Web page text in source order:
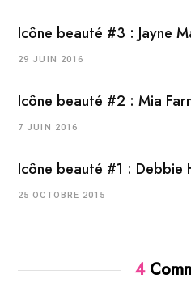
Icône beauté #3 : Jayne
29 JUIN 2016
Icône beauté #2 : Mia
7 JUIN 2016
Icône beauté #1 : Debbie
25 OCTOBRE 2015
4